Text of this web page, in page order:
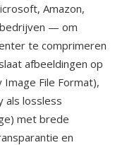
Amazon,
— om
te comprimeren
afbeeldingen op
Image File Format),
als lossless
met brede
en